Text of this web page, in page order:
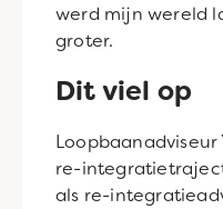
werd mijn wereld
groter.
Dit viel op
re-
als re-